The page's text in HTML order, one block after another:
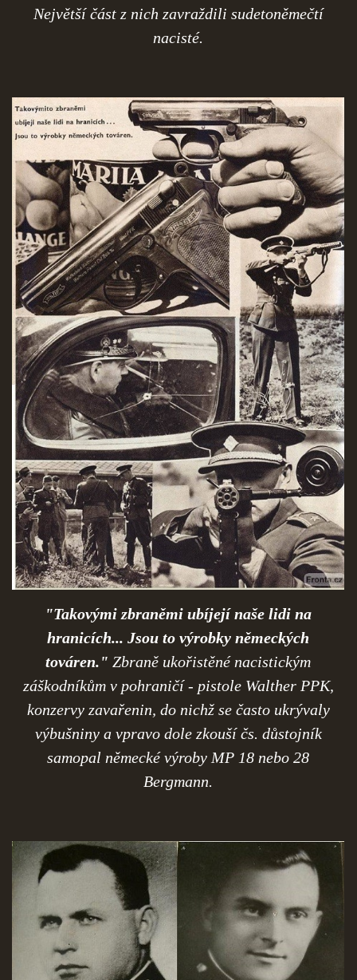
Největší část z nich zavraždili sudetoněmečtí
nacisté.
"Takovými zbraněmi ubíjejí naše lidi na
hranicích... Jsou to výrobky německých
továren." Zbraně ukořistěné nacistickým
záškodníkům v pohraničí - pistole Walther PPK,
konzervy zavařenin, do nichž se často ukrývaly
výbušniny a vpravo dole zkouší čs. důstojník
samopal německé výroby MP 18 nebo 28
Bergmann.